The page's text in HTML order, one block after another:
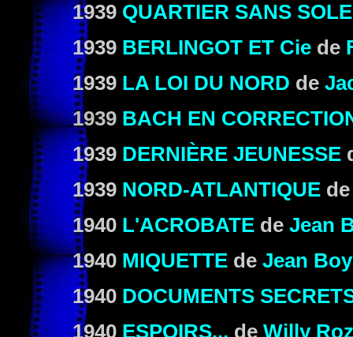
1939 QUARTIER SANS
1939 BERLINGOT ET Cie de
1939 LA LOI DU NORD de
1939 BACH EN
1939 DERNIÈRE JEUNESSE
1939 NORD-ATLANTIQUE
1940 L'ACROBATE de Jean
1940 MIQUETTE de Jean
1940 DOCUMENTS
1940 ESPOIRS... de Willy